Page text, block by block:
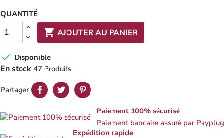
QUANTITÉ
 AJOUTER AU PANIER
 Disponible
En stock 47 Produits
Partager
Paiement 100% sécurisé
Paiement bancaire assuré par Payplug
Expédition rapide